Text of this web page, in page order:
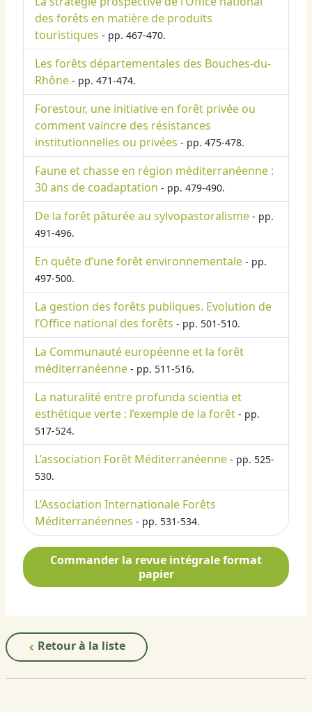
des forêts en matière de produits
touristiques - pp. 467-470.
Les forêts départementales des Bouches-du-
Rhône - pp. 471-474.
Forestour, une initiative en forêt privée ou
comment vaincre des résistances
institutionnelles ou privées - pp. 475-478.
Faune et chasse en région méditerranéenne :
30 ans de coadaptation - pp. 479-490.
De la forêt pâturée au sylvopastoralisme - pp.
491-496.
En quête d’une forêt environnementale - pp.
497-500.
La gestion des forêts publiques. Evolution de
l’Office national des forêts - pp. 501-510.
La Communauté européenne et la forêt
méditerranéenne - pp. 511-516.
La naturalité entre profunda scientia et
esthétique verte : l’exemple de la forêt - pp.
517-524.
L’association Forêt Méditerranéenne - pp. 525-
530.
L’Association Internationale Forêts
Méditerranéennes - pp. 531-534.
Commander la revue intégrale format
papier
Retour à la liste